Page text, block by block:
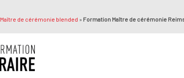
Maître de cérémonie blended » Formation Maître de cérémonie